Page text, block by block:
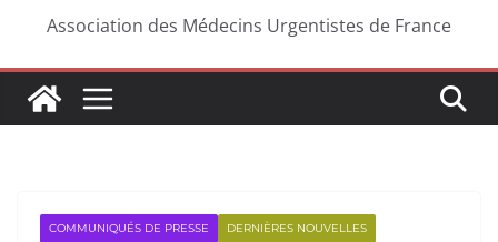
Association des Médecins Urgentistes de France
COMMUNIQUÉS DE PRESSE DERNIÈRES NOUVELLES